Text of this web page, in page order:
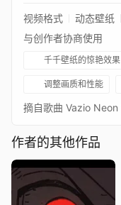
视频格式 动态壁纸
与创作者协商使用
千千壁纸的惊艳效果
调整画质和性能
作者的其他作品